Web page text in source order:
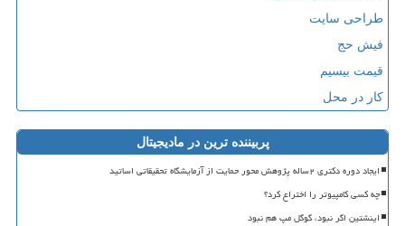
طراحی سایت
فیش حج
قیمت بیسیم
کار در محل
پربیننده ترین در مادیجیتال
ایجاد دوره دکتری ۲ساله پژوهش محور حمایت از آزمایشگاه تحقیقاتی اساتید
چه کسی کامپیوتر را اختراع کرد؟
اینشتین اگر نبود، گوگل مپ هم نبود